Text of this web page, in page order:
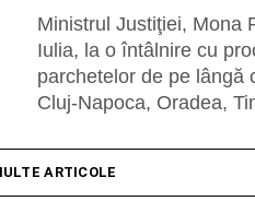
Ministrul Justiţiei, Mona
Iulia, la o întâlnire cu
parchetelor de pe lângă
Cluj-Napoca, Oradea,
ARTICOLE